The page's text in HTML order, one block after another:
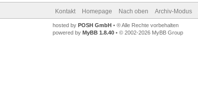
Kontakt Homepage Nach oben Archiv-Modus
hosted by POSH GmbH• ® Alle Rechte vorbehalten
powered by MyBB 1.8.40• © 2002-2026 MyBB Group